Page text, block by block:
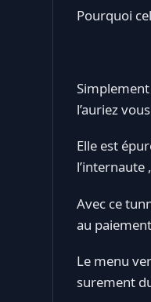
Pourquoi
l’auriez
Elle est
Avec ce
au
Le menu
surement